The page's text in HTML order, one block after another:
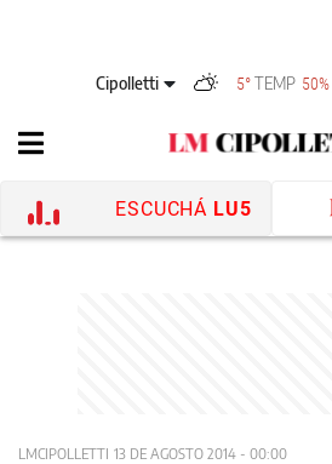
Cipolletti 5°TEMP 50%
ESCUCHÁ LU5
LMCIPOLLETTI 13 DE AGOSTO 2014 - 00:00